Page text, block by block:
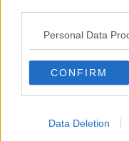
Personal Data
CONFIRM
Data Deletion
Tito Barbini